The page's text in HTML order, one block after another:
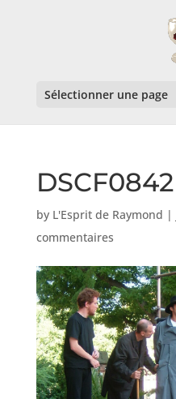
Sélectionner une page
DSCF0842
by L'Esprit de Raymond |
commentaires